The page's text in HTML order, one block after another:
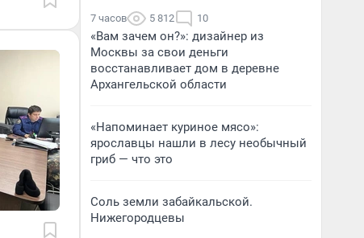
7 часов 5 812 10
«Вам зачем он?»: дизайнер из
Москвы за свои деньги
восстанавливает дом в деревне
Архангельской области
«Напоминает куриное мясо»:
ярославцы нашли в лесу необычный
гриб — что это
Соль земли забайкальской.
Нижегородцевы